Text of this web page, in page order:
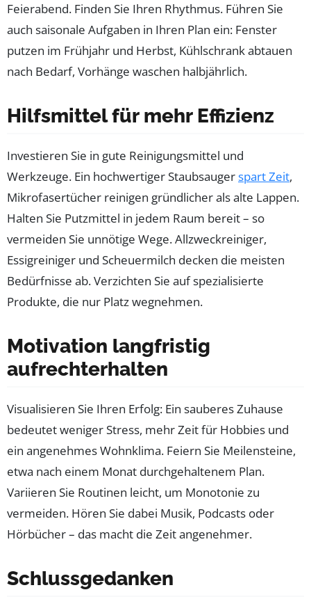
Feierabend. Finden Sie Ihren Rhythmus. Führen Sie
auch saisonale Aufgaben in Ihren Plan ein: Fenster
putzen im Frühjahr und Herbst, Kühlschrank abtauen
nach Bedarf, Vorhänge waschen halbjährlich.
Hilfsmittel für mehr Effizienz
Investieren Sie in gute Reinigungsmittel und
Werkzeuge. Ein hochwertiger Staubsaugerspart Zeit,
Mikrofasertücher reinigen gründlicher als alte Lappen.
Halten Sie Putzmittel in jedem Raum bereit – so
vermeiden Sie unnötige Wege. Allzweckreiniger,
Essigreiniger und Scheuermilch decken die meisten
Bedürfnisse ab. Verzichten Sie auf spezialisierte
Produkte, die nur Platz wegnehmen.
Motivation langfristig
aufrechterhalten
Visualisieren Sie Ihren Erfolg: Ein sauberes Zuhause
bedeutet weniger Stress, mehr Zeit für Hobbies und
ein angenehmes Wohnklima. Feiern Sie Meilensteine,
etwa nach einem Monat durchgehaltenem Plan.
Variieren Sie Routinen leicht, um Monotonie zu
vermeiden. Hören Sie dabei Musik, Podcasts oder
Hörbücher – das macht die Zeit angenehmer.
Schlussgedanken